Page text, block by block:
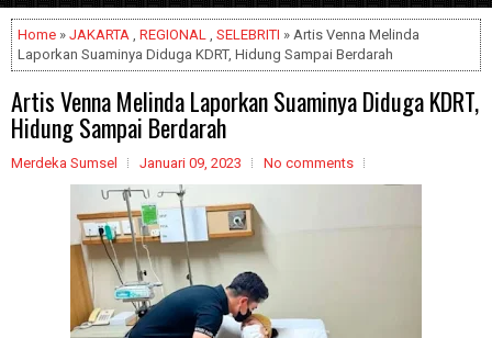
Home » JAKARTA , REGIONAL , SELEBRITI » Artis Venna Melinda
Laporkan Suaminya Diduga KDRT, Hidung Sampai Berdarah
Artis Venna Melinda Laporkan Suaminya Diduga KDRT,
Hidung Sampai Berdarah
Merdeka Sumsel Januari 09, 2023 No comments